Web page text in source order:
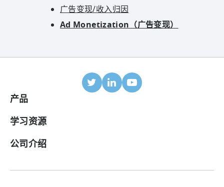
广告变现/收入归因
Ad Monetization（广告变现）
产品
移动归因
合作伙伴
学习资源
博客
公司介绍